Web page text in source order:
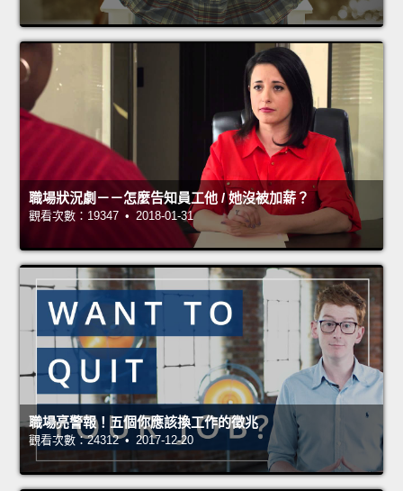
職場狀況劇－－怎麼告知員工他 / 她沒被加薪？
觀看次數：19347 • 2018-01-31
職場亮警報！五個你應該換工作的徵兆
觀看次數：24312 • 2017-12-20